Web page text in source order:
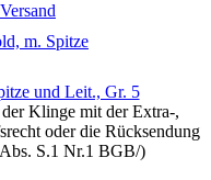
und Leit., Gr. 5
Klinge mit der Extra-,
oder die Rücksendung
Abs. S.1 Nr.1 BGB/)